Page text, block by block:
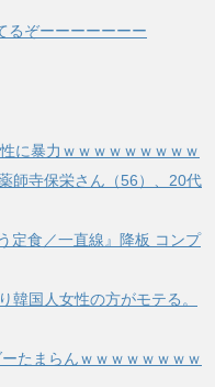
るぞーーーーーーー
に暴力ｗｗｗｗｗｗｗｗｗ
師寺保栄さん（56）、20代
定食／一直線』降板 コンプ
韓国人女性の方がモテる。
たまらんｗｗｗｗｗｗｗｗ